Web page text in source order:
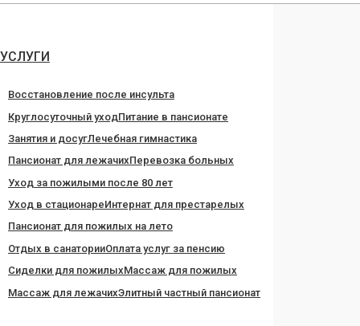
Перейти
содержанию
УСЛУГИ
Восстановление после инсульта
Круглосуточный уходПитание в пансионате
Занятия и досугЛечебная гимнастика
Пансионат для лежачихПеревозка больных
Уход за пожилыми после 80 лет
Уход в стационареИнтернат для престарелых
Пансионат для пожилых на лето
Отдых в санаторииОплата услуг за пенсию
Сиделки для пожилыхМассаж для пожилых
Массаж для лежачихЭлитный частный пансионат